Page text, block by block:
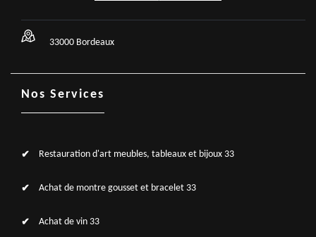
33000 Bordeaux
Nos Services
Restauration d'art meubles, tableaux et bijoux 33
Achat de montre gousset et bracelet 33
Achat de vin 33